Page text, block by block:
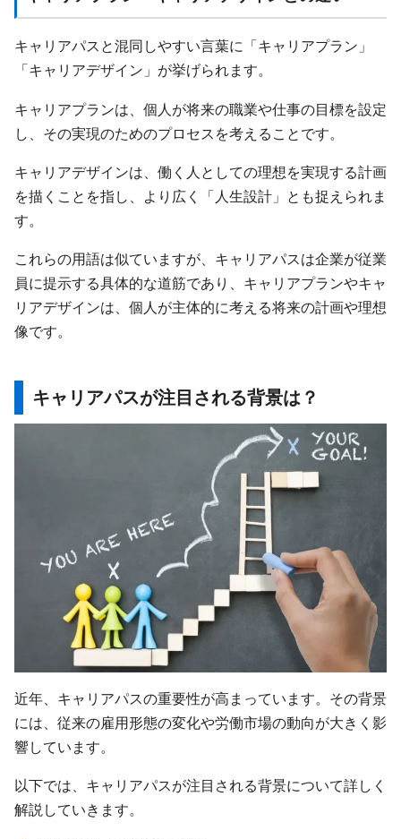
キャリアパスと混同しやすい言葉に「キャリアプラン」
「キャリアデザイン」が挙げられます。
キャリアプランは、個人が将来の職業や仕事の目標を設定
し、その実現のためのプロセスを考えることです。
キャリアデザインは、働く人としての理想を実現する計画
を描くことを指し、より広く「人生設計」とも捉えられま
す。
これらの用語は似ていますが、キャリアパスは企業が従業
員に提示する具体的な道筋であり、キャリアプランやキャ
リアデザインは、個人が主体的に考える将来の計画や理想
像です。
キャリアパスが注目される背景は？
近年、キャリアパスの重要性が高まっています。その背景
には、従来の雇用形態の変化や労働市場の動向が大きく影
響しています。
以下では、キャリアパスが注目される背景について詳しく
解説していきます。